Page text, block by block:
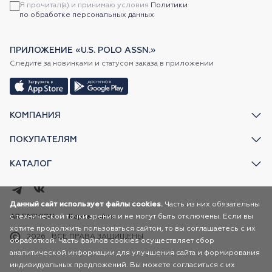
КОМПАНИЯ
ПОКУПАТЕЛЯМ
КАТАЛОГ
Я прочитал(а) и принимаю условия Политики
по обработке персональных данных
ПРИЛОЖЕНИЕ «U.S. POLO ASSN.»
Следите за новинками и статусом заказа в приложении
2026 ВСЕ ПРАВА ЗАЩИЩЕНЫ
AR FASHION Карта сайта
Данный сайт использует файлы cookies. Часть из них обязательны
с технической точки зрения и не могут быть отключены. Если вы
хотите продолжить пользоваться сайтом, то вы соглашаетесь с их
обработкой. Часть файлов cookies осуществляет сбор
аналитической информации для улучшения сайта и формирования
индивидуальных предложений. Вы можете согласиться с их